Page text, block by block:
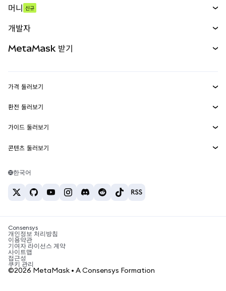
무기한 선물
실물자산
머니 신규
개발자
MetaMask Connect
Snaps
웹3 서비스
MetaMask 받기
보안
고객 지원
채용
가격 둘러보기
이더리움 가격
솔라나 가격
테더 가격
환전 둘러보기
ETH를 USD로 환전
USDT를 INR로 환전
BTC를 INR로 환전
ETH를 USDT로 환전
가이드 둘러보기
ETH 매수
USDT 매수
SHIB 매수
BNB 매수
콘텐츠 둘러보기
솔라나 지갑
암호화폐 세금 뉴스
암호화폐 매수 방법
비트코인 매도 방법
한국어
Consensys
개인정보 처리방침
이용약관
기여자 라이선스 계약
사이트맵
접근성
쿠키 관리
©2026 MetaMask • A Consensys Formation